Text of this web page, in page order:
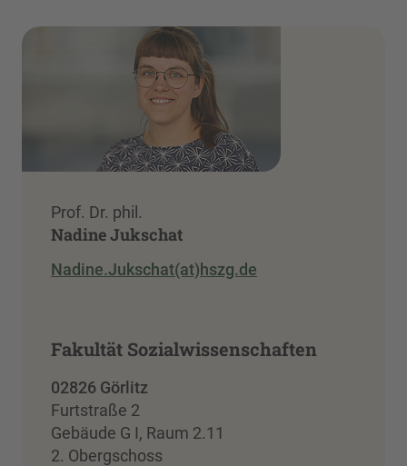
Prof. Dr. phil.
Nadine Jukschat
Nadine.Jukschat(at)hszg.de
Fakultät Sozialwissenschaften
02826 Görlitz
Furtstraße 2
Gebäude G I, Raum 2.11
2. Obergschoss